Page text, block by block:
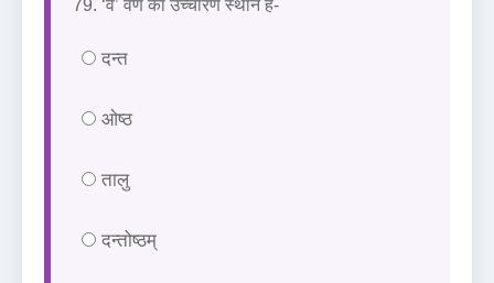
79. ‘व’ वर्ण का उच्चारण स्थान है-
दन्त
ओष्ठ
तालु
दन्तोष्ठम्